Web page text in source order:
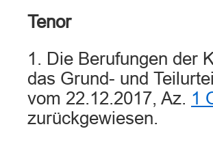
Tenor
1. Die Berufungen der
das Grund- und
vom 22.12.2017, Az. 1
zurückgewiesen.